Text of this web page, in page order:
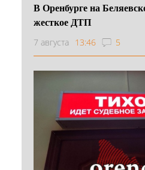
В Оренбурге на
жесткое ДТП
7 августа 13:46 5